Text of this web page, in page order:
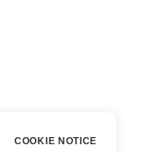
COOKIE NOTICE